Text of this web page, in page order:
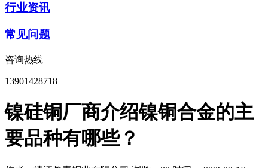
行业资讯
常见问题
咨询热线
13901428718
镍硅铜厂商介绍镍铜合金的主
要品种有哪些？